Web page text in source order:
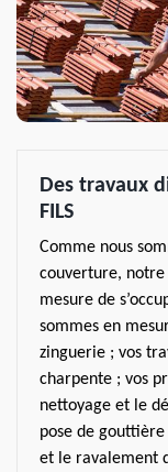
Des travaux
FILS
Comme nous
couverture, notre
mesure de
sommes en
zinguerie ; vos
charpente ; vos
nettoyage et le
pose de
et le ravalement